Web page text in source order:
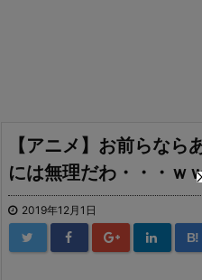
【アニメ】お前らなら
には無理だわ・・・ｗ
2019年12月1日
B!